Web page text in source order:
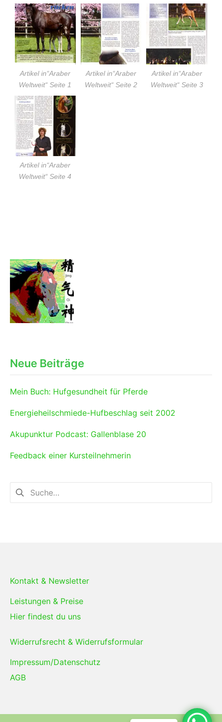
Artikel in“Araber
Weltweit“ Seite 1
Artikel in“Araber
Weltweit“ Seite 2
Artikel in“Araber
Weltweit“ Seite 3
Artikel in“Araber
Weltweit“ Seite 4
Neue Beiträge
Mein Buch: Hufgesundheit für Pferde
Energieheilschmiede-Hufbeschlag seit 2002
Akupunktur Podcast: Gallenblase 20
Feedback einer Kursteilnehmerin
Kontakt & Newsletter
Leistungen & Preise
Hier findest du uns
Widerrufsrecht & Widerrufsformular
Impressum/Datenschutz
AGB